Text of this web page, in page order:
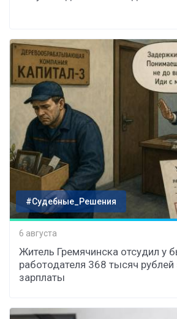
#Судебные_Решения
6 августа
Житель Гремячинска отсудил у
работодателя 368 тысяч
зарплаты